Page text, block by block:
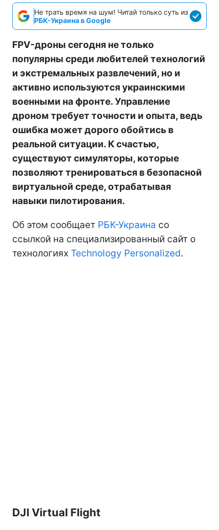
Не трать время на шум! Читай только суть из
РБК-Украина в Google
FPV-дроны сегодня не только
популярны среди любителей технологий
и экстремальных развлечений, но и
активно используются украинскими
военными на фронте. Управление
дроном требует точности и опыта, ведь
ошибка может дорого обойтись в
реальной ситуации. К счастью,
существуют симуляторы, которые
позволяют тренироваться в безопасной
виртуальной среде, отрабатывая
навыки пилотирования.
Об этом сообщает РБК-Украина со
ссылкой на специализированный сайт о
технологиях Technology Personalized.
DJI Virtual Flight